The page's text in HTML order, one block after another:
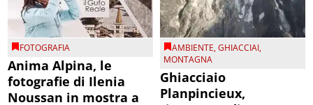
FOTOGRAFIA
Anima Alpina, le
fotografie di Ilenia
Noussan in mostra a
AMBIENTE,GHIACCIAI,
MONTAGNA
Ghiacciaio
Planpincieux,